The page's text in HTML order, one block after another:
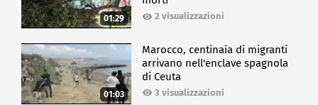
01:29 2 visualizzazioni
01:03
Marocco, centinaia di migranti
arrivano nell'enclave spagnola
di Ceuta
3 visualizzazioni